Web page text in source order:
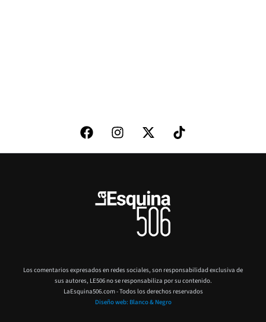
Los comentarios expresados en redes sociales, son responsabilidad exclusiva de
sus autores, LE506 no se responsabiliza por su contenido.
LaEsquina506.com - Todos los derechos reservados
Diseño web: Blanco & Negro